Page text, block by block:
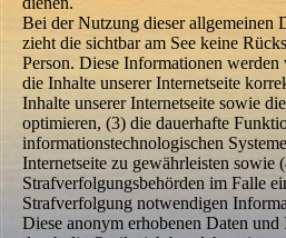
Bei der Nutzung dieser allgemeinen
zieht die sichtbar am See keine
Person. Diese Informationen
die Inhalte unserer Internetseite
Inhalte unserer Internetseite sowie
optimieren, (3) die dauerhafte
informationstechnologischen
Internetseite zu gewährleisten sowie
Strafverfolgungsbehörden im Falle
Strafverfolgung notwendigen
Diese anonym erhobenen Daten